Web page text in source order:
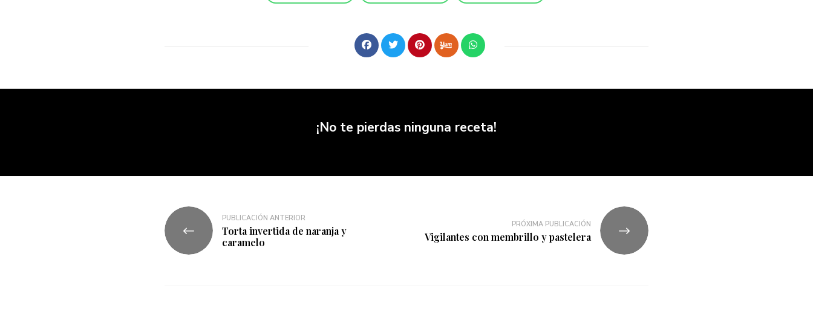
¡No te pierdas ninguna receta!
PUBLICACIÓN ANTERIOR
Torta invertida de naranja y
caramelo
PRÓXIMA PUBLICACIÓN
Vigilantes con membrillo y pastelera